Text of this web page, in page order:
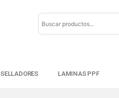
SELLADORES LAMINAS PPF